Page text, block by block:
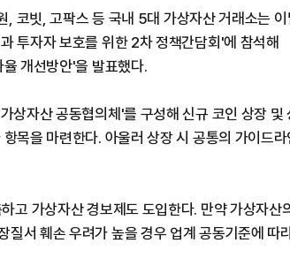
코빗, 고팍스 등 국내 5대 가상자산 거래소는 이
투자자 보호를 위한 2차 정책간담회'에 참석해
개선방안'을 발표했다.
상자산 공동협의체'를 구성해 신규 코인 상장 및
목을 마련한다. 아울러 상장 시 공통의 가이드라
고 가상자산 경보제도 도입한다. 만약 가상자산
질서 훼손 우려가 높을 경우 업계 공동기준에 따